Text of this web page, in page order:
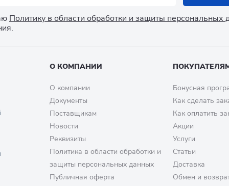
Политику в области обработки и защиты персональных
О КОМПАНИИ
О компании
Документы
Поставщикам
Новости
Реквизиты
Политика в области обработки и
защиты персональных данных
Публичная оферта
Бонусная
Как сделать
Как оплатить
Акции
Услуги
Статьи
Доставка
Обмен и